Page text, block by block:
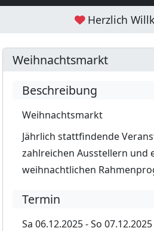
Herzlich
Weihnachtsmarkt
Beschreibung
Weihnachtsmarkt
Jährlich stattfindende
zahlreichen Ausstellern und
weihnachtlichen
Termin
Sa 06.12.2025 - So 07.12.2025